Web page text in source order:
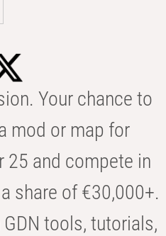
Your chance to
mod or map for
25 and compete in
share of €30,000+.
tools, tutorials,